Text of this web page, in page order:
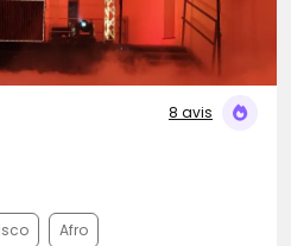
8 avis
Afro